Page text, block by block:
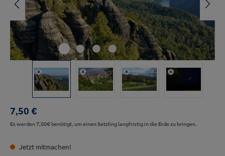
7,50 €
Es werden 7,50€ benötigt, um einen Setzling langfristig in die Erde zu bringen.
Jetzt mitmachen!